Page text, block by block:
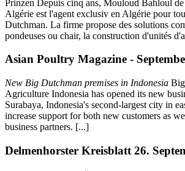
Prinzen Depuis cinq ans, Mouloud Bahloul de
Algérie est l'agent exclusiv en Algérie pour
Dutchman. La firme propose des solutions
pondeuses ou chair, la construction d'unités
Asian Poultry Magazine -
New Big Dutchman premises in Indonesia
Agriculture Indonesia has opened its new
Surabaya, Indonesia's second-largest city in
increase support for both new customers as
business partners. [...]
Delmenhorster Kreisblatt 26.